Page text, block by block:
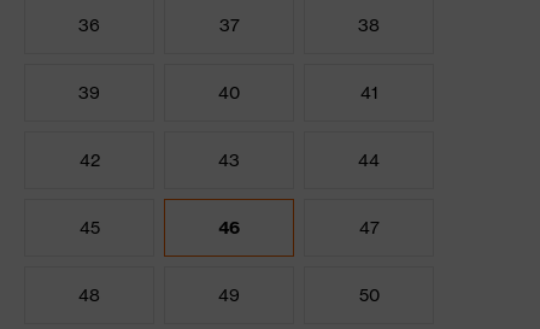
36 37 38
39 40 41
42 43 44
45 46 47
48 49 50